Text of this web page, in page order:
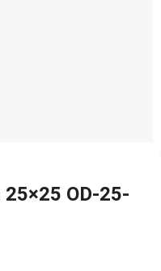
OD-25-